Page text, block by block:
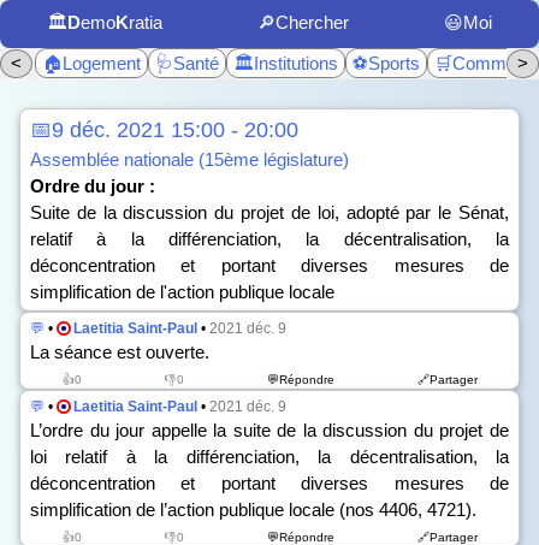
🏛️DemoKratia 🔎Chercher
😃Moi
<
🏠Logement 🩺Santé 🏛️Institutions ⚽Sports >
📅9 déc. 2021 15:00 - 20:00
Assemblée nationale (15ème législature)
Ordre du jour :
Suite de la discussion du projet de loi, adopté par le Sénat,
relatif à la différenciation, la décentralisation, la
déconcentration et portant diverses mesures de
simplification de l'action publique locale
💬 • Laetitia Saint-Paul • 2021 déc. 9
La séance est ouverte.
👍0 👎0 💬Répondre 🔗Partager
💬 • Laetitia Saint-Paul • 2021 déc. 9
L’ordre du jour appelle la suite de la discussion du projet de
loi relatif à la différenciation, la décentralisation, la
déconcentration et portant diverses mesures de
simplification de l’action publique locale (nos 4406, 4721).
👍0 👎0 💬Répondre 🔗Partager